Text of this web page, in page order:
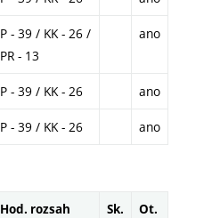
P - 39 / KK - 26 /
PR - 13
ano
P - 39 / KK - 26 ano
P - 39 / KK - 26 ano
Hod. rozsah Sk. Ot.